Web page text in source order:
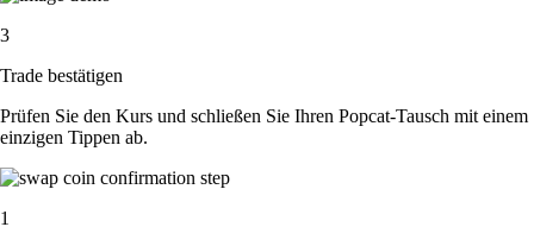
3
Trade bestätigen
Prüfen Sie den Kurs und schließen Sie Ihren Popcat-Tausch mit einem
einzigen Tippen ab.
1